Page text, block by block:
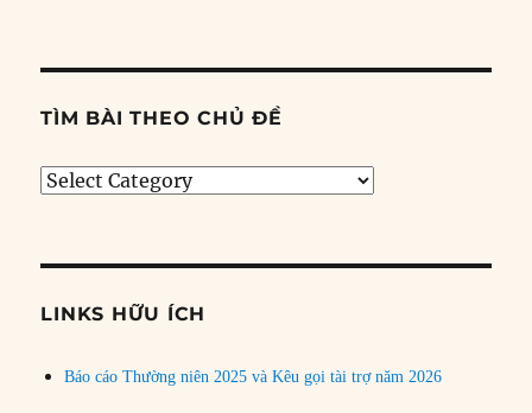
TÌM BÀI THEO CHỦ ĐỀ
Tìm
đề
LINKS HỮU ÍCH
Báo cáo Thường niên 2025 và Kêu gọi tài trợ năm 2026